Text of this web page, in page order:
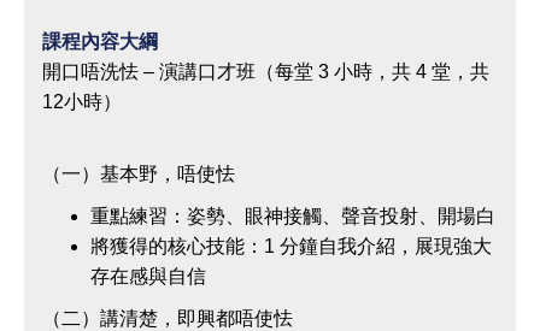
課程內容大綱
開口唔洗怯 – 演講口才班（每堂 3 小時，共 4 堂，共
12小時）
（一）基本野，唔使怯
重點練習：姿勢、眼神接觸、聲音投射、開場白
將獲得的核心技能：1 分鐘自我介紹，展現強大
存在感與自信
（二）講清楚，即興都唔使怯